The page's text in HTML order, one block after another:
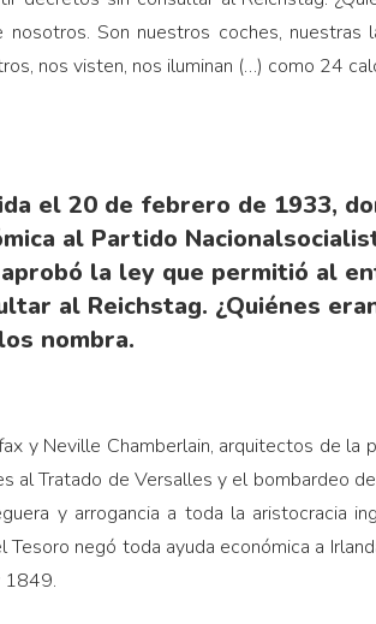
Son nuestros coches, nuestras
nos visten, nos iluminan (…) como 24
el 20 de febrero de 1933,
al Partido
la ley que permi­tió al
al Rei­chstag. ¿Quiénes
nombra.
y Neville Chamberlain, arquitectos de la
al Tratado de Versalles y el bombardeo
y arrogancia a toda la aristocracia
negó toda ayuda económica a
1849.